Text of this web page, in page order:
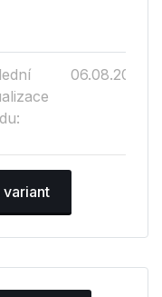
06.08.2026